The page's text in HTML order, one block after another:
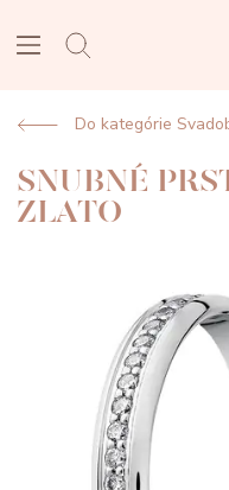
Do kategórie
SNUBNÉ
ZLATO